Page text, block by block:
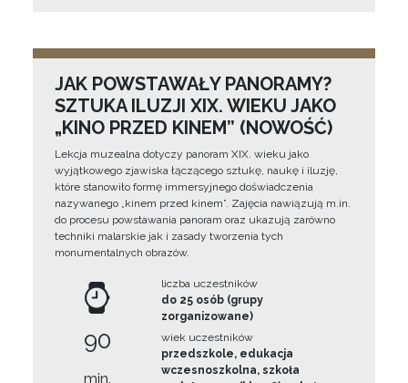
JAK POWSTAWAŁY PANORAMY?
SZTUKA ILUZJI XIX. WIEKU JAKO
„KINO PRZED KINEM” (NOWOŚĆ)
Lekcja muzealna dotyczy panoram XIX. wieku jako
wyjątkowego zjawiska łączącego sztukę, naukę i iluzję,
które stanowiło formę immersyjnego doświadczenia
nazywanego „kinem przed kinem”. Zajęcia nawiązują m.in.
do procesu powstawania panoram oraz ukazują zarówno
techniki malarskie jak i zasady tworzenia tych
monumentalnych obrazów.
90
min.
liczba uczestników
do 25 osób (grupy
zorganizowane)
wiek uczestników
przedszkole, edukacja
wczesnoszkolna, szkoła